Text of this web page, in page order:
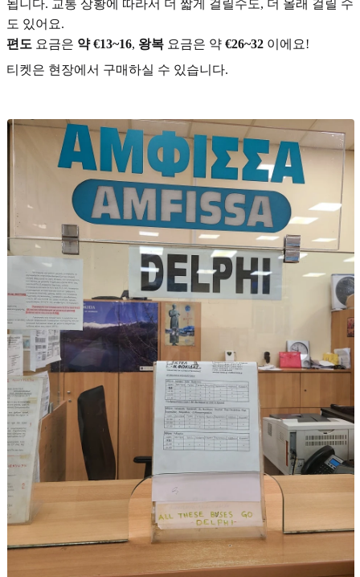
됩니다. 교통 상황에 따라서 더 짧게 걸릴수도, 더 올래 걸릴 수
도 있어요.
편도 요금은 약 €13~16, 왕복 요금은 약 €26~32 이에요!
티켓은 현장에서 구매하실 수 있습니다.